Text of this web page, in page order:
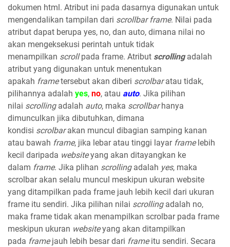
dokumen html. Atribut ini pada dasarnya digunakan untuk
mengendalikan tampilan dari scrollbar frame. Nilai pada
atribut dapat berupa yes, no, dan auto, dimana nilai no
akan mengeksekusi perintah untuk tidak
menampilkan scrollpada frame. Atribut scrollingadalah
atribut yang digunakan untuk menentukan
apakah frametersebut akan diberi scrolbaratau tidak,
pilihannya adalah yes, no, atau auto. Jika pilihan
nilai scrollingadalah auto, maka scrollbarhanya
dimunculkan jika dibutuhkan, dimana
kondisi scrolbarakan muncul dibagian samping kanan
atau bawah frame, jika lebar atau tinggi layar framelebih
kecil daripada websiteyang akan ditayangkan ke
dalam frame. Jika plihan scrollingadalah yes, maka
scrolbar akan selalu muncul meskipun ukuran website
yang ditampilkan pada frame jauh lebih kecil dari ukuran
frame itu sendiri. Jika pilihan nilai scrollingadalah no,
maka frame tidak akan menampilkan scrolbar pada frame
meskipun ukuran websiteyang akan ditampilkan
pada framejauh lebih besar dari frameitu sendiri. Secara